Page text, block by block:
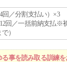
回／分割支払い）×3
12回／一括前納支払※
）
事を読み取る訓練を